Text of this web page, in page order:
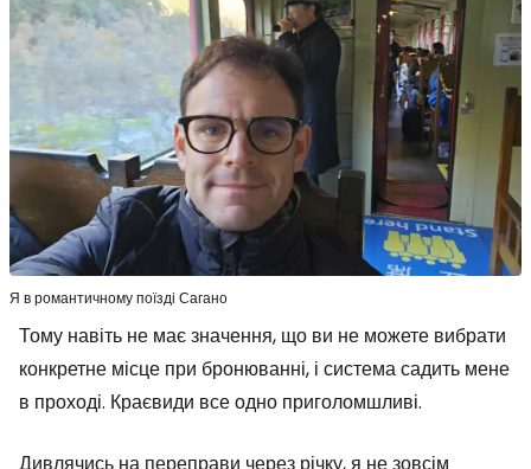
Я в романтичному поїзді Сагано
Тому навіть не має значення, що ви не можете вибрати
конкретне місце при бронюванні, і система садить мене
в проході. Краєвиди все одно приголомшливі.
Дивлячись на переправи через річку, я не зовсім